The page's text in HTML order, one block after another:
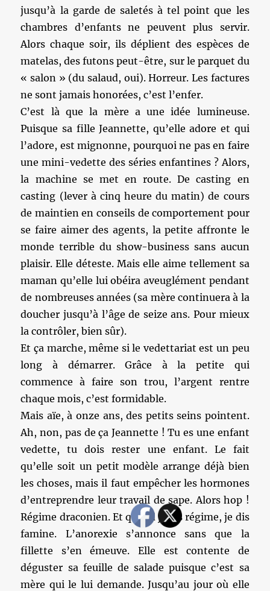
jusqu’à la garde de saletés à tel point que les
chambres d’enfants ne peuvent plus servir.
Alors chaque soir, ils déplient des espèces de
matelas, des futons peut-être, sur le parquet du
« salon » (du salaud, oui). Horreur. Les factures
ne sont jamais honorées, c’est l’enfer.
C’est là que la mère a une idée lumineuse.
Puisque sa fille Jeannette, qu’elle adore et qui
l’adore, est mignonne, pourquoi ne pas en faire
une mini-vedette des séries enfantines ? Alors,
la machine se met en route. De casting en
casting (lever à cinq heure du matin) de cours
de maintien en conseils de comportement pour
se faire aimer des agents, la petite affronte le
monde terrible du show-business sans aucun
plaisir. Elle déteste. Mais elle aime tellement sa
maman qu’elle lui obéira aveuglément pendant
de nombreuses années (sa mère continuera à la
doucher jusqu’à l’âge de seize ans. Pour mieux
la contrôler, bien sûr).
Et ça marche, même si le vedettariat est un peu
long à démarrer. Grâce à la petite qui
commence à faire son trou, l’argent rentre
chaque mois, c’est formidable.
Mais aïe, à onze ans, des petits seins pointent.
Ah, non, pas de ça Jeannette ! Tu es une enfant
vedette, tu dois rester une enfant. Le fait
qu’elle soit un petit modèle arrange déjà bien
les choses, mais il faut empêcher les hormones
d’entreprendre leur travail de sape. Alors hop !
Régime draconien. Et quand je dis régime, je dis
famine. L’anorexie s’annonce sans que la
fillette s’en émeuve. Elle est contente de
déguster sa feuille de salade puisque c’est sa
mère qui le lui demande. Jusqu’au jour où elle